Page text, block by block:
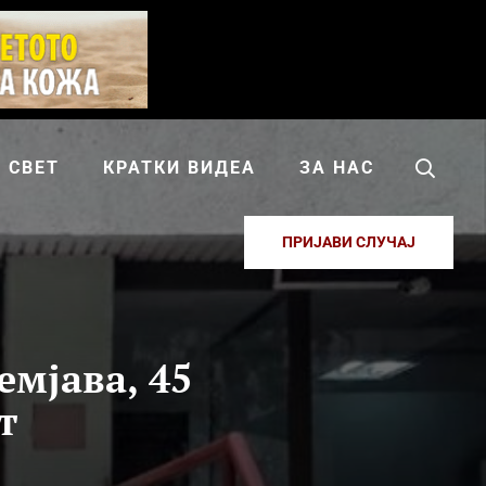
СВЕТ КРАТКИ ВИДЕА ЗА НАС
ПРИЈАВИ СЛУЧАЈ
45